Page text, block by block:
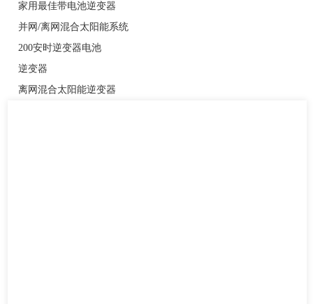
家用最佳带电池逆变器
并网/离网混合太阳能系统
200安时逆变器电池
逆变器
离网混合太阳能逆变器